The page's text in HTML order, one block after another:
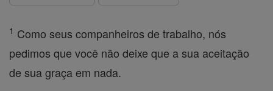
1 Como seus companheiros de trabalho, nós
pedimos que você não deixe que a sua aceitação
de sua graça em nada.